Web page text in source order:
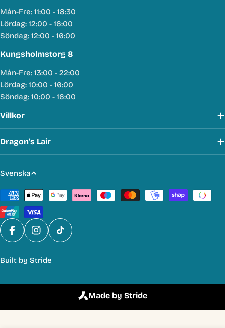
Mån-Fre: 11:00 - 18:30
Lördag: 12:00 - 16:00
Söndag: 12:00 - 16:00
Kungsholmstorg 8
Mån-Fre: 13:00 - 22:00
Lördag: 10:00 - 16:00
Söndag: 10:00 - 16:00
Villkor
Dragon's Lair
S
p
r
å
k
Svenska
Betalmetoder
FacebookInstagram
TikTok
Built by Stride
Made by Stride